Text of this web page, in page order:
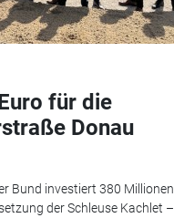
für die
Donau
Bund investiert 380 Millionen
der Schleuse Kachlet –